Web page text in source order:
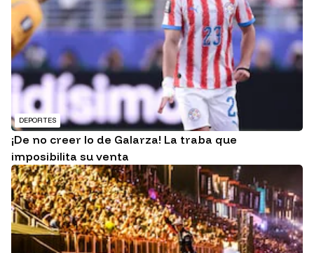
DEPORTES
¡De no creer lo de Galarza! La traba que
imposibilita su venta